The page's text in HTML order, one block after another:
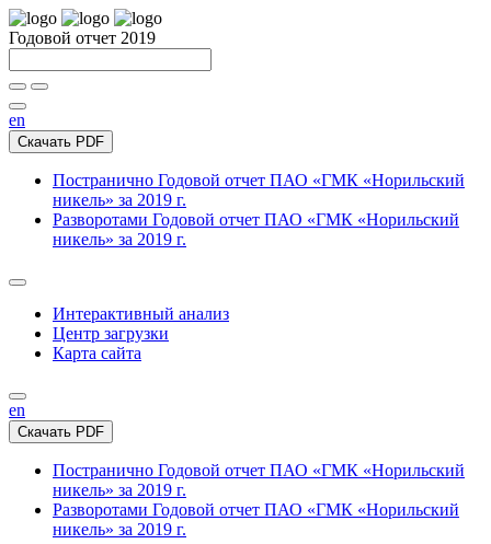
Годовой отчет 2019
en
Скачать PDF
Постранично Годовой отчет ПАО «ГМК «Норильский
никель» за 2019 г.
Разворотами Годовой отчет ПАО «ГМК «Норильский
никель» за 2019 г.
Интерактивный анализ
Центр загрузки
Карта сайта
en
Скачать PDF
Постранично Годовой отчет ПАО «ГМК «Норильский
никель» за 2019 г.
Разворотами Годовой отчет ПАО «ГМК «Норильский
никель» за 2019 г.